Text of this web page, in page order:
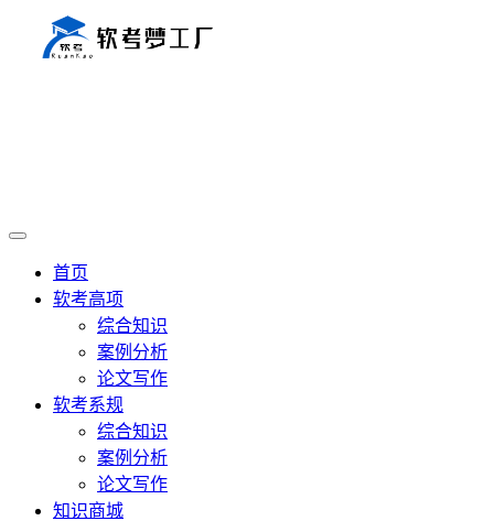
首页
软考高项
综合知识
案例分析
论文写作
软考系规
综合知识
案例分析
论文写作
知识商城